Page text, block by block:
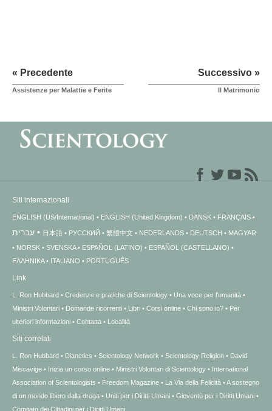
« Precedente
Assistenze per Malattie e Ferite
Successivo »
Il Matrimonio
Siti internazionali
ENGLISH (US/International) ENGLISH (United Kingdom) DANSK FRANÇAIS
עברית 日本語 РУССКИЙ 繁體中文 NEDERLANDS DEUTSCH
MAGYAR
NORSK
SVENSKA ESPAÑOL (LATINO)
ESPAÑOL (CASTELLANO)
ΕΛΛΗΝΙΚA
ITALIANO PORTUGUÊS
Link
L. Ron Hubbard Credenze e pratiche di Scientology
Una voce per l’umanità
Ministri Volontari
Domande ricorrenti Libri Corsi online Chi sono io?
Per
ulteriori informazioni
Contatta Località
Siti correlati
L. Ron Hubbard Dianetics Scientology Network Scientology Religion
David
Miscavige
Inizia un corso online Ministri Volontari di Scientology
International
Association of Scientologists
Freedom Magazine La Via della Felicità
A sostegno
di un mondo libero dalla droga
Uniti per i Diritti Umani
Gioventù per i Diritti Umani
Comitato dei Cittadini per i Diritti Umani